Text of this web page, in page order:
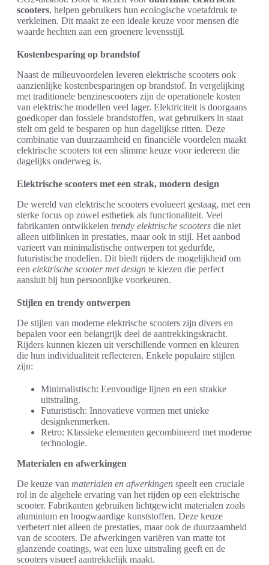
scooters, helpen gebruikers hun ecologische voetafdruk te
verkleinen. Dit maakt ze een ideale keuze voor mensen die
waarde hechten aan een groenere levensstijl.
Kostenbesparing op brandstof
Naast de milieuvoordelen leveren elektrische scooters ook
aanzienlijke kostenbesparingen op brandstof. In vergelijking
met traditionele benzinescooters zijn de operationele kosten
van elektrische modellen veel lager. Elektriciteit is doorgaans
goedkoper dan fossiele brandstoffen, wat gebruikers in staat
stelt om geld te besparen op hun dagelijkse ritten. Deze
combinatie van duurzaamheid en financiële voordelen maakt
elektrische scooters tot een slimme keuze voor iedereen die
dagelijks onderweg is.
Elektrische scooters met een strak, modern design
De wereld van elektrische scooters evolueert gestaag, met een
sterke focus op zowel esthetiek als functionaliteit. Veel
fabrikanten ontwikkelen trendy elektrische scooters die niet
alleen uitblinken in prestaties, maar ook in stijl. Het aanbod
varieert van minimalistische ontwerpen tot gedurfde,
futuristische modellen. Dit biedt rijders de mogelijkheid om
een elektrische scooter met design te kiezen die perfect
aansluit bij hun persoonlijke voorkeuren.
Stijlen en trendy ontwerpen
De stijlen van moderne elektrische scooters zijn divers en
bepalen voor een belangrijk deel de aantrekkingskracht.
Rijders kunnen kiezen uit verschillende vormen en kleuren
die hun individualiteit reflecteren. Enkele populaire stijlen
zijn:
Minimalistisch: Eenvoudige lijnen en een strakke
uitstraling.
Futuristisch: Innovatieve vormen met unieke
designkenmerken.
Retro: Klassieke elementen gecombineerd met moderne
technologie.
Materialen en afwerkingen
De keuze van materialen en afwerkingen speelt een cruciale
rol in de algehele ervaring van het rijden op een elektrische
scooter. Fabrikanten gebruiken lichtgewicht materialen zoals
aluminium en hoogwaardige kunststoffen. Deze keuze
verbetert niet alleen de prestaties, maar ook de duurzaamheid
van de scooters. De afwerkingen variëren van matte tot
glanzende coatings, wat een luxe uitstraling geeft en de
scooters visueel aantrekkelijk maakt.